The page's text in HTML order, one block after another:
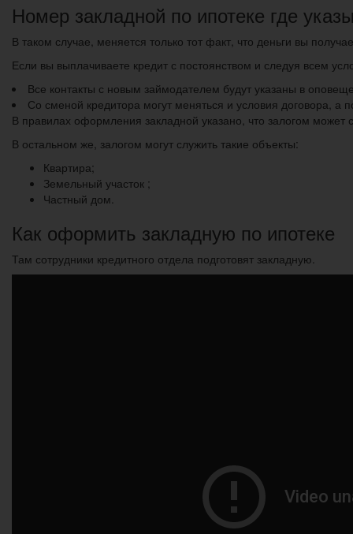
Номер закладной по ипотеке где
В таком случае, меняется только тот факт, что деньги вы
Если вы выплачиваете кредит с постоянством и следуя всем
Все контакты с новым займодателем будут указаны в
Со сменой кредитора могут меняться и условия договора, а
В правилах оформления закладной указано, что залогом может
В остальном же, залогом могут служить такие объекты:
Квартира;
Земельный участок ;
Частный дом.
Как оформить закладную по ипотеке
Там сотрудники кредитного отдела подготовят закладную.